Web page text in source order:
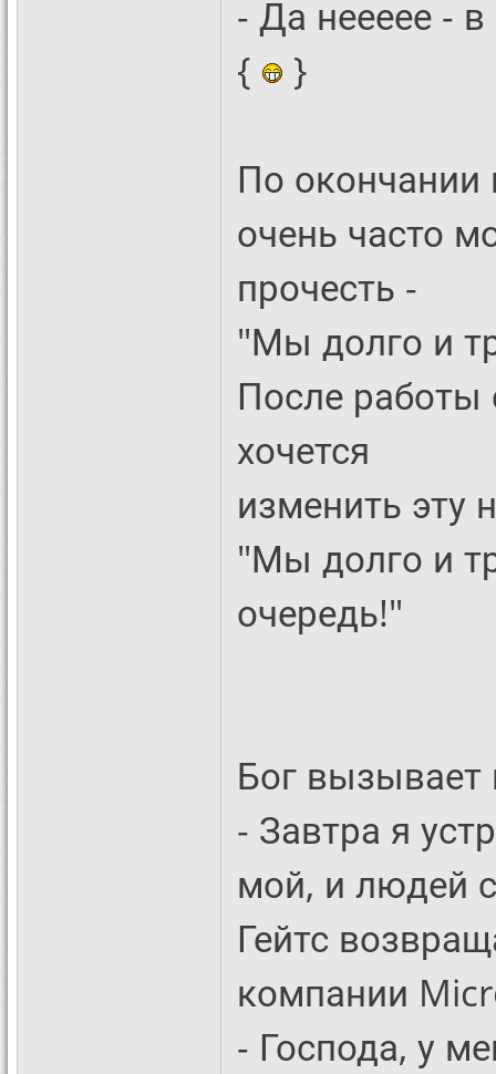
- Да неееее -
{
}
По
очень часто
прочесть -
"Мы долго и
После
хочется
изменить эту
"Мы долго и
очередь!"
Бог вызывает
- Завтра я
мой, и людей
Гейтс
компании
- Господа, у